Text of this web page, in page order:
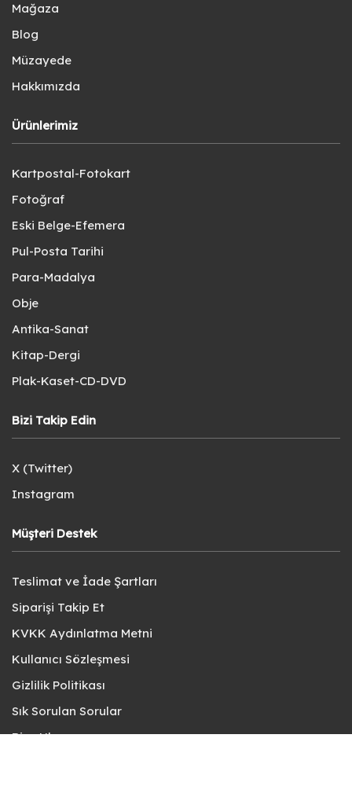
Mağaza
Blog
Müzayede
Hakkımızda
Ürünlerimiz
Kartpostal-Fotokart
Fotoğraf
Eski Belge-Efemera
Pul-Posta Tarihi
Para-Madalya
Obje
Antika-Sanat
Kitap-Dergi
Plak-Kaset-CD-DVD
Bizi Takip Edin
X (Twitter)
Instagram
Müşteri Destek
Teslimat ve İade Şartları
Siparişi Takip Et
KVKK Aydınlatma Metni
Kullanıcı Sözleşmesi
Gizlilik Politikası
Sık Sorulan Sorular
Bize Ulaşın